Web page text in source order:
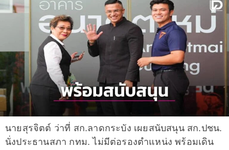
นายสุรจิตต์ ว่าที่ สก.ลาดกระบัง เผยสนับสนุน สก.ปชน.
นั่งประธานสภา กทม. ไม่มีต่อรองตำแหน่ง พร้อมเดิน